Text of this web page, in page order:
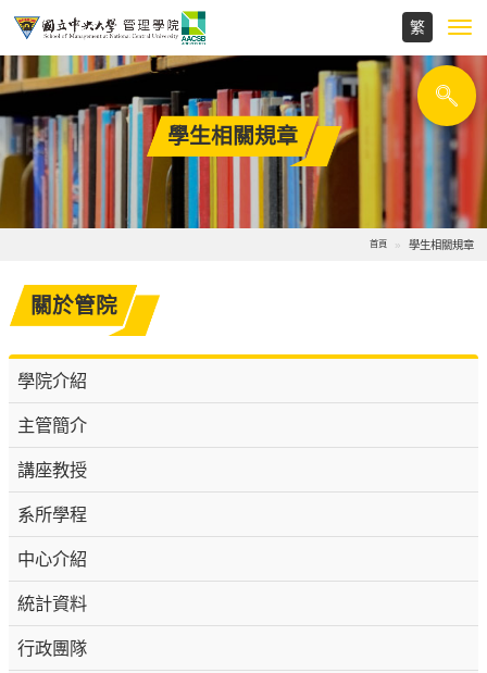
學生相關規章
首頁 學生相關規章
關於管院
學院介紹
主管簡介
講座教授
系所學程
中心介紹
統計資料
行政團隊